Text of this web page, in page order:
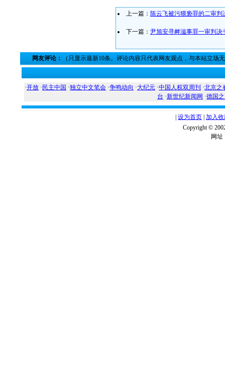
上一篇： 陈云飞被污猥亵罪的二审判
下一篇： 尹旭安寻衅滋事罪一审判决
网友评论： （只显示最新10条。评论内容只代表网友观点，与本站立场
·开放 · 民主中国 ·独立中文笔会 ·争鸣动向 ·大纪元 ·中国人权双周刊 ·北京之
台 ·新世纪新闻网 ·德国
设为首页 加入
Copyright ©
网址